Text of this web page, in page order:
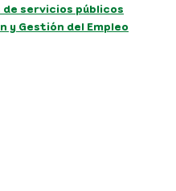
servicios públicos
y Gestión del Empleo